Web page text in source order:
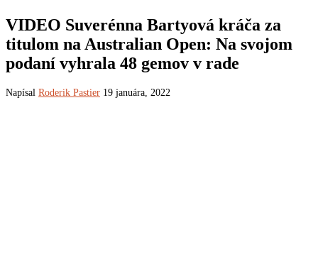
VIDEO Suverénna Bartyová kráča za
titulom na Australian Open: Na svojom
podaní vyhrala 48 gemov v rade
Napísal Roderik Pastier 19 januára, 2022